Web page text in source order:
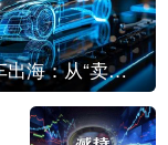
中国汽车出海：从“卖出去”到“走进去”